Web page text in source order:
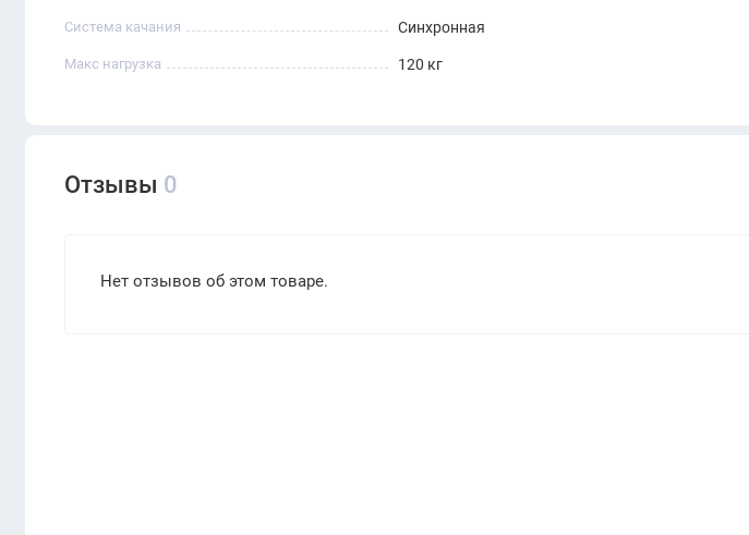
Система качания Синхронная
Макс нагрузка 120 кг
Отзывы 0
Нет отзывов об этом товаре.